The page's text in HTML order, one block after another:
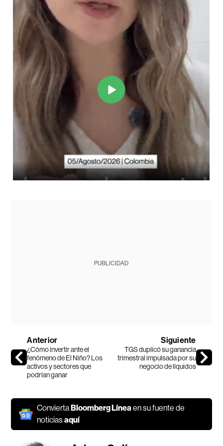
PUBLICIDAD
Anterior
¿Cómo invertir ante el
fenómeno de El Niño? Los
activos y sectores que
podrían ganar
Siguiente
TGS duplicó su ganancia
trimestral impulsada por su
negocio de líquidos
ConviertaBloomberg Líneaen su fuente de
noticiasaquí